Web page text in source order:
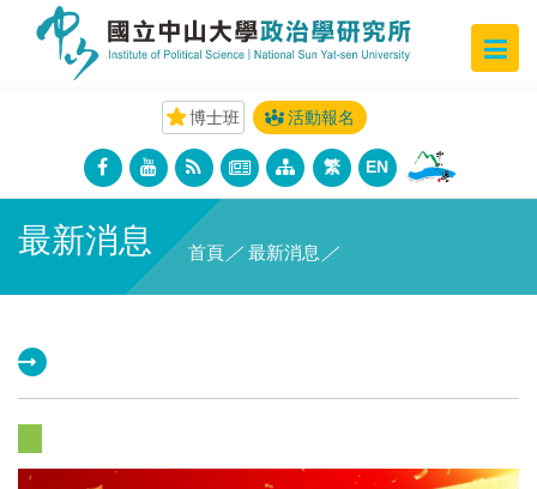
博士班 活動報名
繁 EN
最新消息 首頁 ／ 最新消息 ／